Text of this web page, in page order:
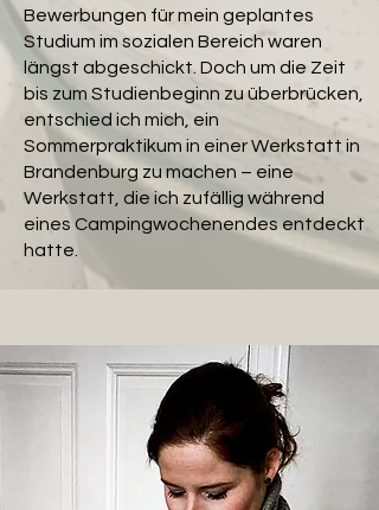
Bewerbungen für mein geplantes
Studium im sozialen Bereich waren
längst abgeschickt. Doch um die Zeit
bis zum Studienbeginn zu überbrücken,
entschied ich mich, ein
Sommerpraktikum in einer Werkstatt in
Brandenburg zu machen – eine
Werkstatt, die ich zufällig während
eines Campingwochenendes entdeckt
hatte.